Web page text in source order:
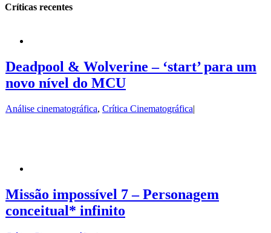
Críticas recentes
Deadpool & Wolverine – ‘start’ para um
novo nível do MCU
Análise cinematográfica, Crítica Cinematográfica|
Missão impossível 7 – Personagem
conceitual* infinito